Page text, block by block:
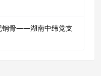
钢骨——湖南中纬党支